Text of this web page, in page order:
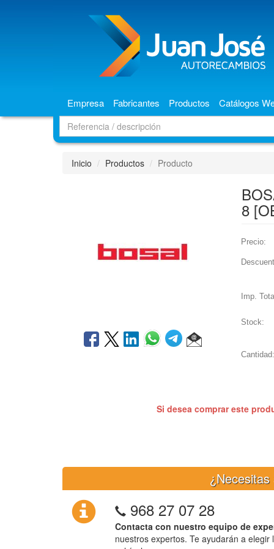
Empresa Fabricantes Productos Catálogos
Inicio Productos Producto
8
Precio:
Imp.
Stock:
Cantidad:
Si desea comprar este
968 27 07 28
Contacta con nuestro equipo de
nuestros expertos. Te ayudarán a